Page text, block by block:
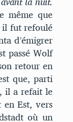
même que
fut refoulé
d’émigrer
passé Wolf
retour en
que, parti
il a refait le
en Est, vers
où un